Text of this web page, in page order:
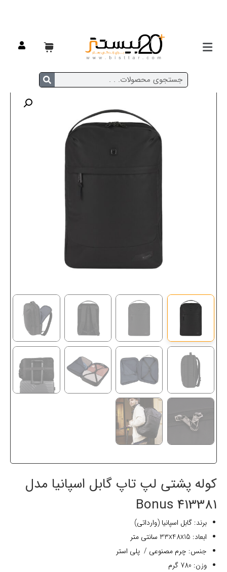
کوله پشتی لپ تاپ گابل اسپانیا مدل
413381 Bonus
برند: گابل اسپانیا (وارداتی)
ابعاد: 33x48x15 سانتی متر
جنس: چرم مصنوعی / پلی استر
وزن: 780 گرم